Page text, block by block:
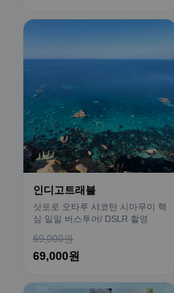
인디고트래블
삿포로 오타루 샤코탄 시마무이 핵
심 일일 버스투어/ DSLR 촬영
69,000원
69,000원